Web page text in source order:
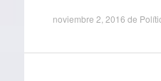
noviembre 2, 2016 de